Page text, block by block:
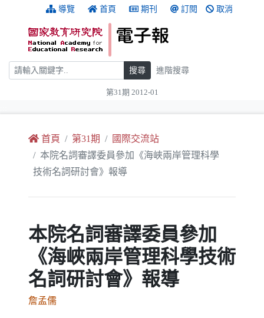
跳到主要內容 導覽 首頁 期刊 訂閱 取消
搜尋 搜尋 進階搜尋
第31期 2012-01
首頁 第31期
國際交流站
本院名詞審譯委員參加《海峽兩岸管理科學
技術名詞研討會》報導
本院名詞審譯委員參加
《海峽兩岸管理科學技術
名詞研討會》報導
詹孟儒